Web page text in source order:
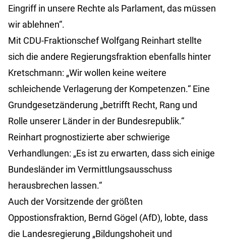
Eingriff in unsere Rechte als Parlament, das müssen
wir ablehnen“.
Mit CDU-Fraktionschef Wolfgang Reinhart stellte
sich die andere Regierungsfraktion ebenfalls hinter
Kretschmann: „Wir wollen keine weitere
schleichende Verlagerung der Kompetenzen.“ Eine
Grundgesetzänderung „betrifft Recht, Rang und
Rolle unserer Länder in der Bundesrepublik.“
Reinhart prognostizierte aber schwierige
Verhandlungen: „Es ist zu erwarten, dass sich einige
Bundesländer im Vermittlungsausschuss
herausbrechen lassen.“
Auch der Vorsitzende der größten
Oppostionsfraktion, Bernd Gögel (AfD), lobte, dass
die Landesregierung „Bildungshoheit und